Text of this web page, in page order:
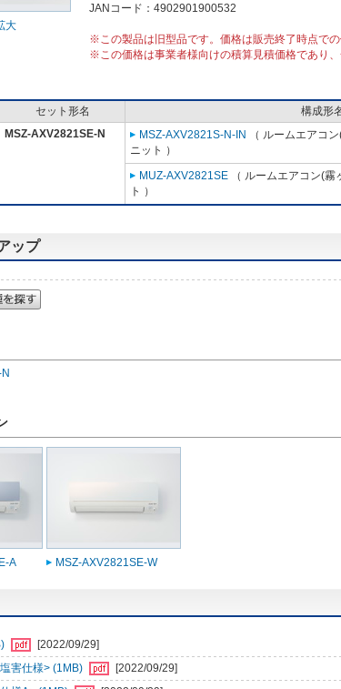
大
JANコード：4902901900532
※この製品は旧型品です。価格は販売終了時点での
※この価格は事業者様向けの積算見積価格であり
セット形名 構成形
MSZ-AXV2821SE-N
MSZ-AXV2821S-N-IN
（ ルームエアコ
ニット ）
MUZ-AXV2821SE （ ルームエアコン(
ト ）
ップ
A MSZ-AXV2821SE-W
[2022/09/29]
害仕様> (1MB)
[2022/09/29]